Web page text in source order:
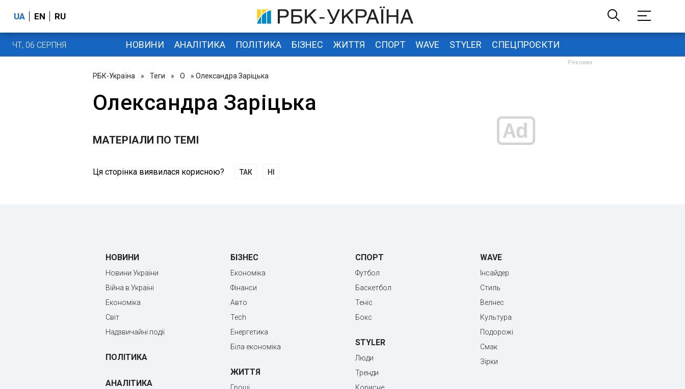
UA EN RU
ЧТ, 06 СЕРПНЯ НОВИНИ АНАЛІТИКА ПОЛІТИКА БІЗНЕС ЖИТТЯ СПОРТ WAVE STYLER СПЕЦПРОЄКТИ
РБК-Україна » Теги » О » Олександра Заріцька
Олександра Заріцька
МАТЕРІАЛИ ПО ТЕМІ
Ця сторінка виявилася корисною? ТАК НІ
НОВИНИ
Новини України
Війна в Україні
Економіка
Світ
Надзвичайні події
ПОЛІТИКА
АНАЛІТИКА
БІЗНЕС
Економіка
Фінанси
Авто
Tech
Енергетика
Біла економіка
ЖИТТЯ
СПОРТ
Футбол
Баскетбол
Теніс
Бокс
STYLER
Люди
Тренди
WAVE
Інсайдер
Стиль
Велнес
Культура
Подорожі
Смак
Зірки